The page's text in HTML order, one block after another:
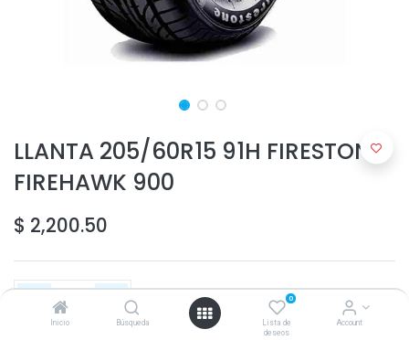
Inicio Búsqueda
0
Lista de
deseos
Account
LLANTA 205/60R15 91H FIRESTONE
FIREHAWK 900
$ 2,200.50